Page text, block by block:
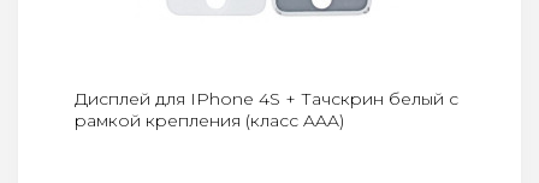
Дисплей для IPhone 4S + Тачскрин белый с
рамкой крепления (класс AAA)